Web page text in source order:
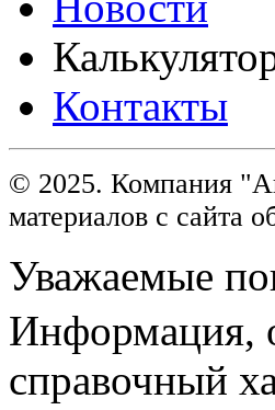
Контакты
© 2025. Компания
материалов с сайта
Уважаемые
Информация,
справочный